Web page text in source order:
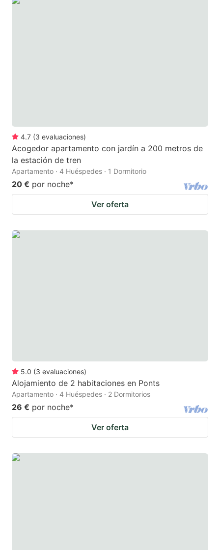
4.7 (3 evaluaciones)
Acogedor apartamento con jardín a 200 metros de
la estación de tren
Apartamento · 4 Huéspedes · 1 Dormitorio
20 € por noche*
Ver oferta
5.0 (3 evaluaciones)
Alojamiento de 2 habitaciones en Ponts
Apartamento · 4 Huéspedes · 2 Dormitorios
26 € por noche*
Ver oferta